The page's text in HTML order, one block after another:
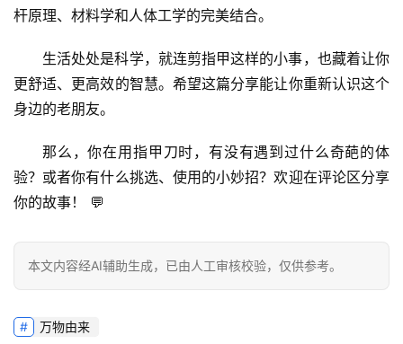
杆原理、材料学和人体工学的完美结合。
生活处处是科学，就连剪指甲这样的小事，也藏着让你
更舒适、更高效的智慧。希望这篇分享能让你重新认识这个
身边的老朋友。
那么，你在用指甲刀时，有没有遇到过什么奇葩的体
验？或者你有什么挑选、使用的小妙招？欢迎在评论区分享
你的故事！
💬
本文内容经AI辅助生成，已由人工审核校验，仅供参考。
万物由来